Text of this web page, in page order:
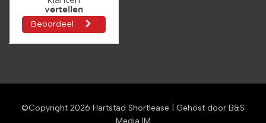
©Copyright 2026 Hartstad Shortlease | Gehost door B&S